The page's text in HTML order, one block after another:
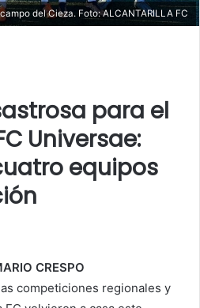
del Cieza. Foto: ALCANTARILLA FC
para el
Universae:
equipos
CRESPO
competiciones regionales y